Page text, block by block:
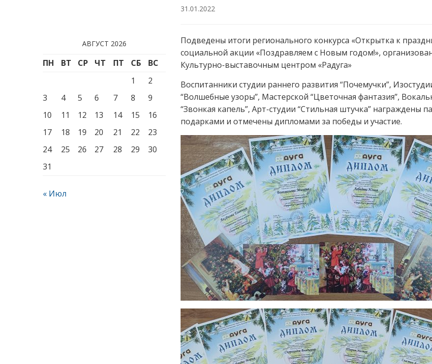
АВГУСТ 2026
ПН ВТ СР ЧТ ПТ СБ
ВС
1
2
3
4 5 6 7 8
9
10
11 12 13 14 15
16
17
18 19 20 21 22
23
24
25 26 27 28 29
30
31
« Июл
31.01.2022
Подведены итоги регионального конкурса «Открытка к
социальной акции «Поздравляем с Новым годом!»,
Культурно-выставочным центром «Радуга»
Воспитанники студии раннего развития “Почемучки”,
“Волшебные узоры”, Мастерской “Цветочная фантазия”,
“Звонкая капель”, Арт-студии “Стильная штучка” награждены
подарками и отмечены дипломами за победы и участие.